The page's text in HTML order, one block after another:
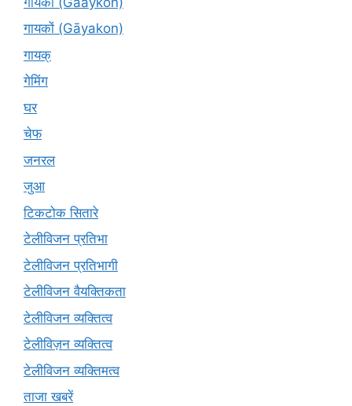
गायकों (Gāyakon)
गायक्
गेमिंग
घर
चेफ
जनरल
जुआ
टिकटोक सितारे
टेलीविजन प्रतिभा
टेलीविजन प्रतिभागी
टेलीविजन वैयक्तिकता
टेलीविजन व्यक्तित्व
टेलीविज़न व्यक्तित्व
टेलीविजन व्यक्तिमत्व
ताजा खबरें